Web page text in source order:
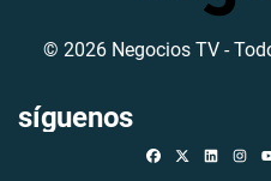
© 2026 Negocios TV -
síguenos
FacebookLinkedin